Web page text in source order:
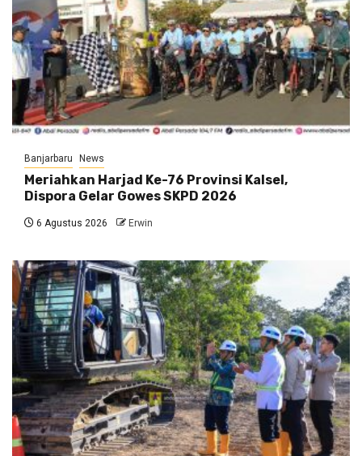
Banjarbaru News
Meriahkan Harjad Ke-76 Provinsi Kalsel,
Dispora Gelar Gowes SKPD 2026
6 Agustus 2026 Erwin